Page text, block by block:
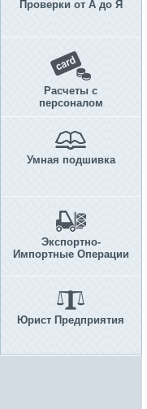
Проверки от А до Я
Расчеты с
персоналом
Умная подшивка
Экспортно-
Импортные Операции
Юрист Предприятия